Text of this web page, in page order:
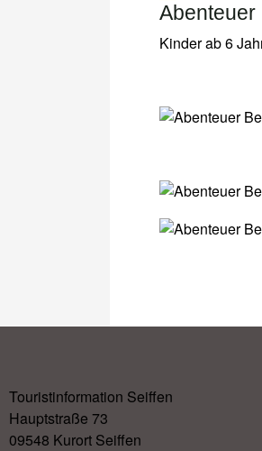
Abenteuer
Kinder ab 6
Touristinformation Seiffen
Hauptstraße 73
09548 Kurort Seiffen